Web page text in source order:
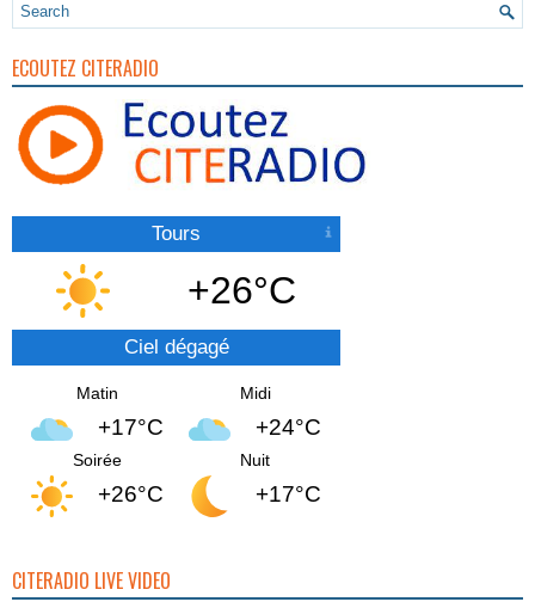
ECOUTEZ CITERADIO
Tours
+26°C
Ciel dégagé
Matin
+17°C
Midi
+24°C
Soirée
+26°C
Nuit
+17°C
CITERADIO LIVE VIDEO